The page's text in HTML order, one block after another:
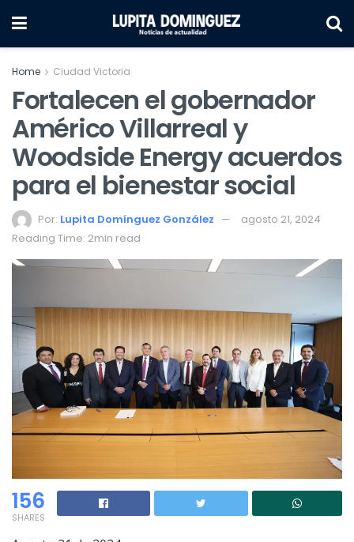
Home Ciudad Victoria
Fortalecen el gobernador
Américo Villarreal y
Woodside Energy acuerdos
para el bienestar social
Por: Lupita Domínguez González
agosto 21, 2024
Reading Time: 2min read
156
SHARES